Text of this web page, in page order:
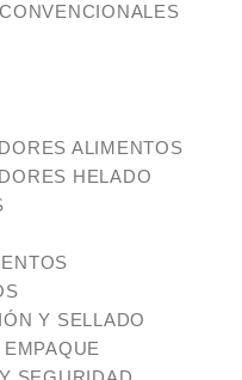
ALIMENTOS
HELADO
Y SELLADO